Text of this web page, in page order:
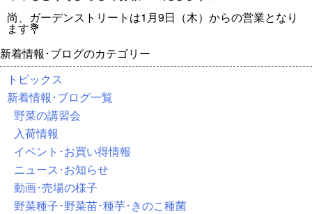
尚、ガーデンストリートは1月9日（木）からの営業となり
ます💐
新着情報･ブログのカテゴリー
トピックス
新着情報･ブログ一覧
野菜の講習会
入荷情報
イベント･お買い得情報
ニュース･お知らせ
動画･売場の様子
野菜種子･野菜苗･種芋･きのこ種菌